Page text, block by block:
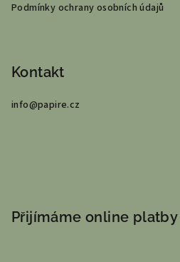
Podmínky ochrany osobních údajů
Kontakt
info@papire.cz
Přijímáme online platby